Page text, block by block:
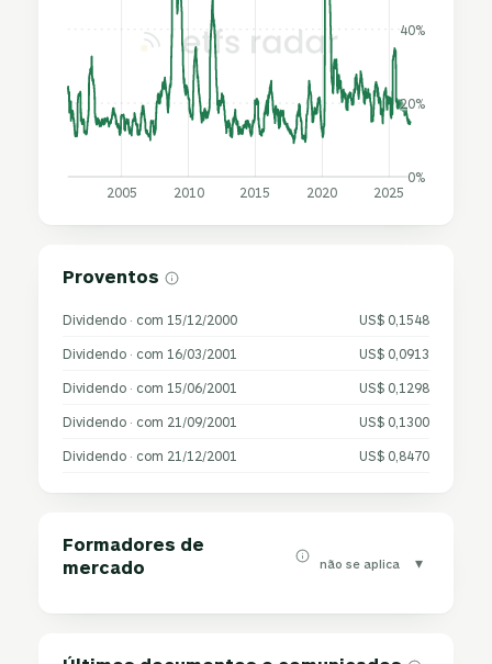
0%
20%
40%
2005 2010 2015 2020 2025
Proventos
Dividendo · com 15/12/2000 US$ 0,1548
Dividendo · com 16/03/2001 US$ 0,0913
Dividendo · com 15/06/2001 US$ 0,1298
Dividendo · com 21/09/2001 US$ 0,1300
Dividendo · com 21/12/2001 US$ 0,8470
Formadores de
mercado
não se aplica ▾